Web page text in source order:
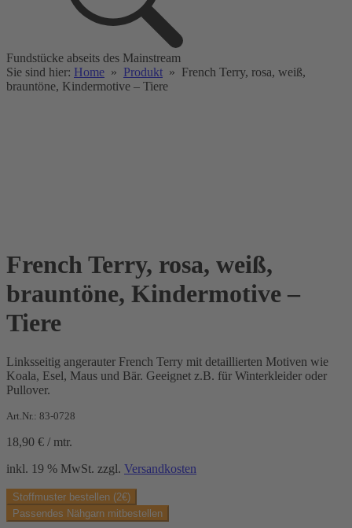
Fundstücke abseits des Mainstream
Sie sind hier: Home » Produkt » French Terry, rosa, weiß,
brauntöne, Kindermotive – Tiere
French Terry, rosa, weiß,
brauntöne, Kindermotive –
Tiere
Linksseitig angerauter French Terry mit detaillierten Motiven wie
Koala, Esel, Maus und Bär. Geeignet z.B. für Winterkleider oder
Pullover.
Art.Nr.: 83-0728
18,90 € / mtr.
inkl. 19 % MwSt. zzgl. Versandkosten
Stoffmuster bestellen (2€)
Passendes Nähgarn mitbestellen